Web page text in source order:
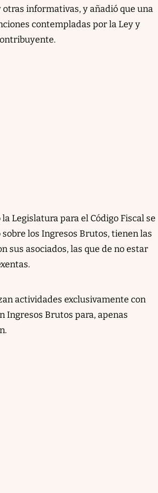
informativas, y añadió que una
contempladas por la Ley y
Legislatura para el Código Fiscal se
los Ingresos Brutos, tienen las
sus asociados, las que de no estar
actividades exclusivamente con
Ingresos Brutos para, apenas